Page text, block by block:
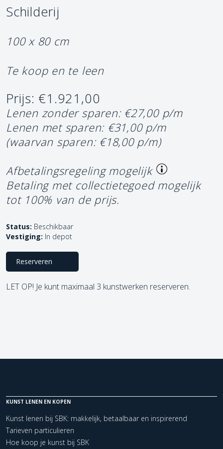
Schilderij
100 x 80 cm
Te koop en te leen
Prijs: €1.921,00
Lenen zonder sparen: €27,00 p/m
Lenen met sparen: €31,00 p/m
(waarvan sparen: €18,00 p/m)
Afbetalingsregeling mogelijk
Betaling met collectietegoed mogelijk
tot 100% van de prijs.
Status: Beschikbaar
Vestiging: In depot
Reserveren
LET OP! Je kunt maximaal 3 kunstwerken reserveren.
KUNST LENEN EN KOPEN
Kunst lenen bij SBK: makkelijk, betaalbaar en inspirerend
Tarieven particulieren
Hoe koop je kunst bij SBK